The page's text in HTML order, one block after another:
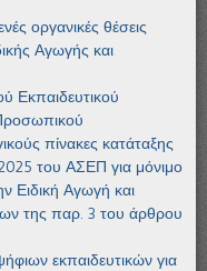
οργανικές θέσεις
Αγωγής και
Εκπαιδευτικού
πίνακες κατάταξης
του ΑΣΕΠ για μόνιμο
Ειδική Αγωγή και
της παρ. 3 του άρθρου
εκπαιδευτικών για